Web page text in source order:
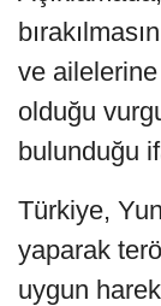
ve ailelerine
olduğu
bulunduğu
Türkiye,
yaparak
uygun